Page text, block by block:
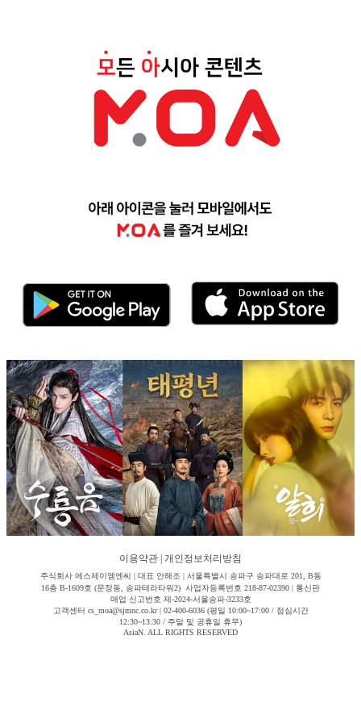
이용약관 개인정보처리방침
주식회사 에스제이엠엔씨 | 대표 안해조 | 서울특별시 송파구 송파대로 201, B동
16층 B-1609호 (문정동, 송파테라타워2) 사업자등록번호 218-87-02390 | 통신판
매업 신고번호 제-2024-서울송파-3233호
고객센터 cs_moa@sjmnc.co.kr | 02-400-6036 (평일 10:00~17:00 / 점심시간
12:30~13:30 / 주말 및 공휴일 휴무)
AsiaN. ALL RIGHTS RESERVED